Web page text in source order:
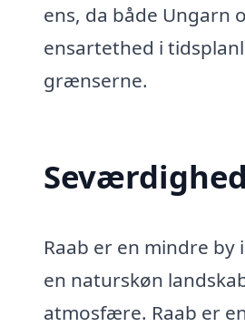
ens, da både Ungarn
ensartethed i
grænserne.
Raab er en mindre
en naturskøn
atmosfære. Raab er